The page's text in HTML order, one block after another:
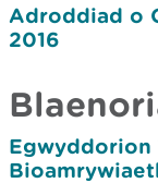
Adroddiad o
2016
Egwyddorion